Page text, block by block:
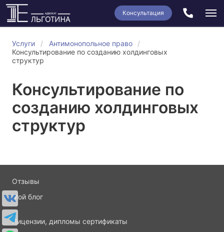
Консультация
Услуги
Антимонопольное право
Консультирование по созданию холдинговых
структур
Консультирование по
созданию холдинговых
структур
Отзывы
Мой блог
Лицензии, дипломы сертификаты